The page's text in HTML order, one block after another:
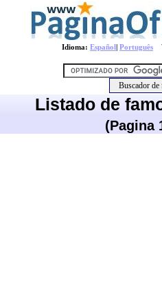
Idioma: Español| Português
Listado de
(Pagina